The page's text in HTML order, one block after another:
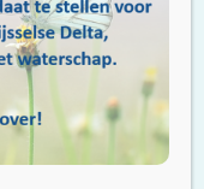
Jammer dat
daarmee
Jammer dat
En ten
beginnen met het